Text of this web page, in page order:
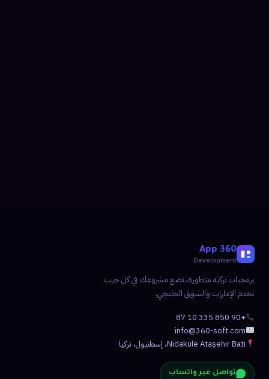
360 App
Development
برمجيات تركية متطورة، تضع مشروعك في كل جيب.
نخدم الإمارات والسوق الخليجي.
+90 850 335 10 87
info@360-soft.com
Nidakule Ataşehir Bati، إسطنبول، تركيا
تواصل عبر واتساب